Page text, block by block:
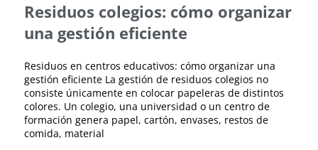
Residuos colegios: cómo organizar
una gestión eficiente
Residuos en centros educativos: cómo organizar una
gestión eficiente La gestión de residuos colegios no
consiste únicamente en colocar papeleras de distintos
colores. Un colegio, una universidad o un centro de
formación genera papel, cartón, envases, restos de
comida, material